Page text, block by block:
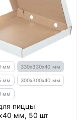
мм 330х330х40 мм
мм 300х300х40 мм
мм
пиццы
мм, 50 шт